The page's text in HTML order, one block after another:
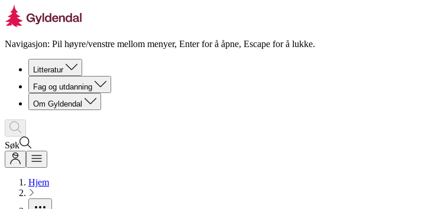
Navigasjon: Pil høyre/venstre mellom menyer, Enter for å åpne, Escape for å lukke.
Litteratur
Fag og utdanning
Om Gyldendal
Søk
Hjem